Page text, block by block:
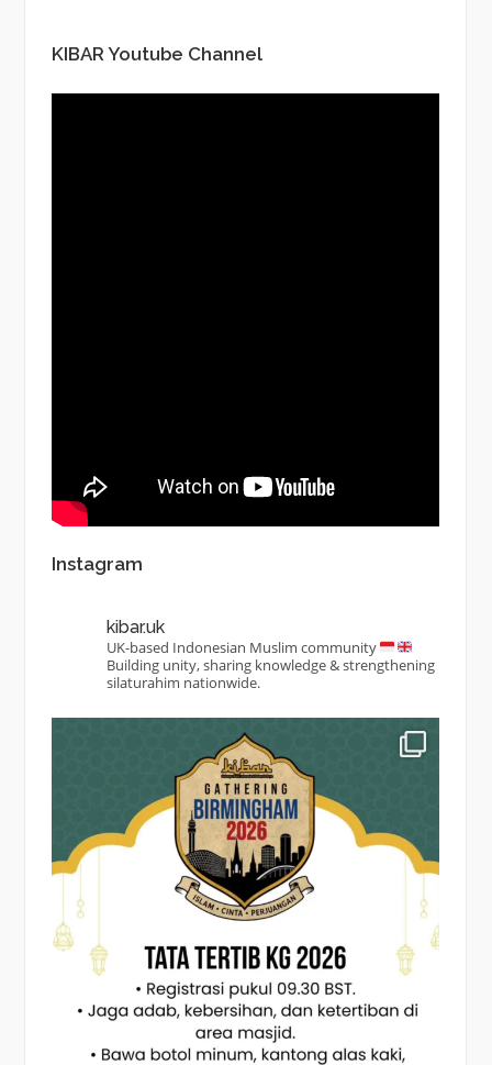
KIBAR Youtube Channel
Instagram
kibar.uk
UK-based Indonesian Muslim community
Building unity, sharing knowledge & strengthening
silaturahim nationwide.